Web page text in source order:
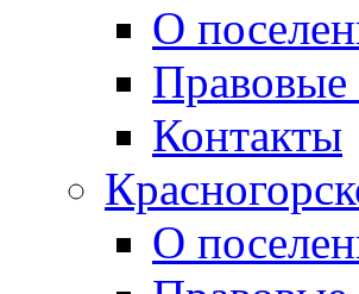
О
Правовые
Контакты
О